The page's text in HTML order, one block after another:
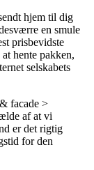
hjem til dig
en smule
prisbevidste
hente pakken,
selskabets
facade >
af at vi
er det rigtig
for den